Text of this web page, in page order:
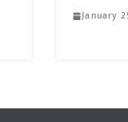
January